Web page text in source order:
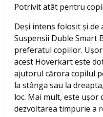
Potrivit atât pentru
Deși intens folosit și
Suspensii Duble Smart
preferatul copiilor.
acest Hoverkart este
ajutorul cărora copilul
la stânga sau la
loc. Mai mult, este
dezvoltarea timpurie a